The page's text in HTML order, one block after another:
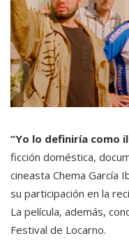
“Yo lo definiría como
ficción doméstica,
cineasta Chema García
su participación en la
La película, además,
Festival de Locarno.